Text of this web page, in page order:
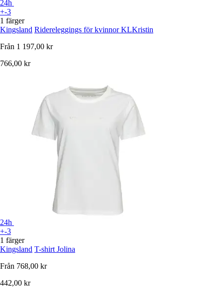
24h
+-3
1 färger
Kingsland Ridereleggings för kvinnor KLKristin
Från 1 197,00 kr
766,00 kr
24h
+-3
1 färger
Kingsland T-shirt Jolina
Från 768,00 kr
442,00 kr